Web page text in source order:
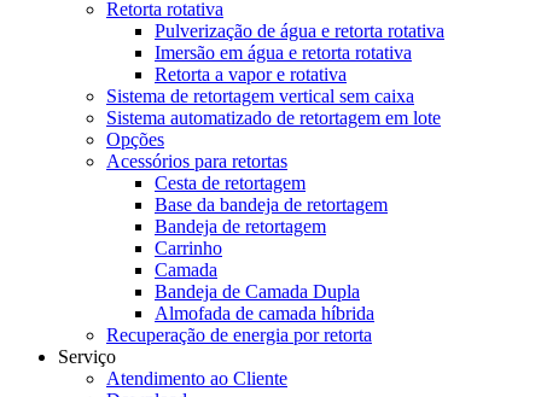
Retorta rotativa
Pulverização de água e retorta rotativa
Imersão em água e retorta rotativa
Retorta a vapor e rotativa
Sistema de retortagem vertical sem caixa
Sistema automatizado de retortagem em lote
Opções
Acessórios para retortas
Cesta de retortagem
Base da bandeja de retortagem
Bandeja de retortagem
Carrinho
Camada
Bandeja de Camada Dupla
Almofada de camada híbrida
Recuperação de energia por retorta
Serviço
Atendimento ao Cliente